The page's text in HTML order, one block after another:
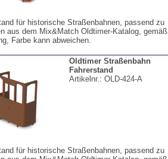
für historische Straßenbahnen, passend zu
aus dem Mix&Match Oldtimer-Katalog, gemäß
Farbe kann abweichen.
Oldtimer Straßenbahn
Fahrerstand
Artikelnr.: OLD-424-A
für historische Straßenbahnen, passend zu